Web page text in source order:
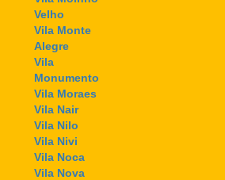
Velho
Vila Monte
Alegre
Vila
Monumento
Vila Moraes
Vila Nair
Vila Nilo
Vila Nivi
Vila Noca
Vila Nova